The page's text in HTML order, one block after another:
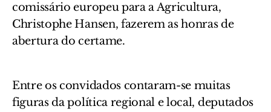
comissário europeu para a Agricultura,
Christophe Hansen, fazerem as honras de
abertura do certame.
Entre os convidados contaram-se muitas
figuras da política regional e local, deputados